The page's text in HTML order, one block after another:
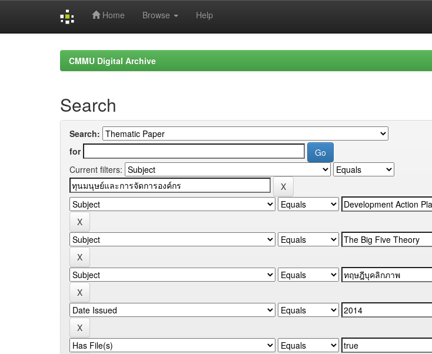
Home Browse Help
CMMU Digital Archive
Search
Search:
for
Current filters: